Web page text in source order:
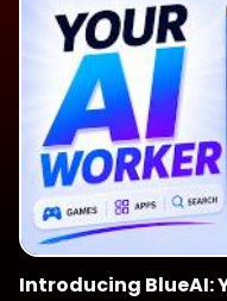
Introducing BlueAI: